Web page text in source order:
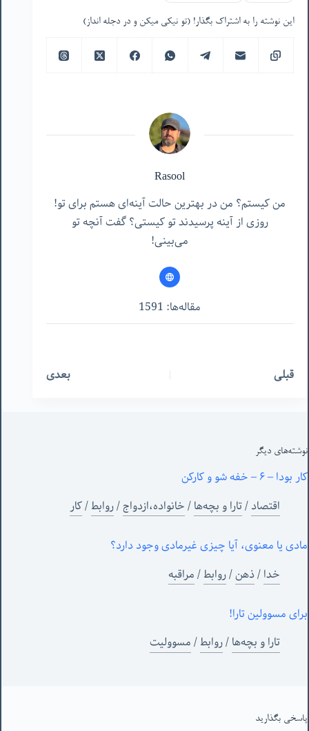
این نوشته را به اشتراک بگذار! (تو نیکی میکن و در دجله انداز)
Rasool
من کیستم؟ من در بهترین حالت آینه‌ای هستم برای تو!
روزی از آینه پرسیدند تو کیستی؟ گفت آنچه تو
می‌بینی!
مقاله‌ها: 1591
قبلی بعدی
نوشته‌های‌ دیگر
کار بودا – ۶ – خفه شو و کارکن
اقتصاد/تارا و بچه‌ها/خانواده،ازدواج/روابط/کار
مادی یا معنوی، آیا چیزی غیرمادی وجود دارد؟
خدا/ذهن/روابط/مراقبه
برای مسوولین تارا!
تارا و بچه‌ها/روابط/مسوولیت
پاسخی بگذارید